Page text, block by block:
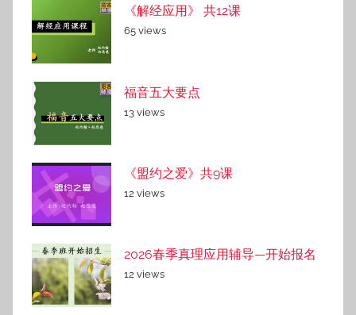
《解经应用》 共12课
65 views
福音五大要点
13 views
《盟约之爱》共9课
12 views
2026春季真理应用辅导—开始报名
12 views